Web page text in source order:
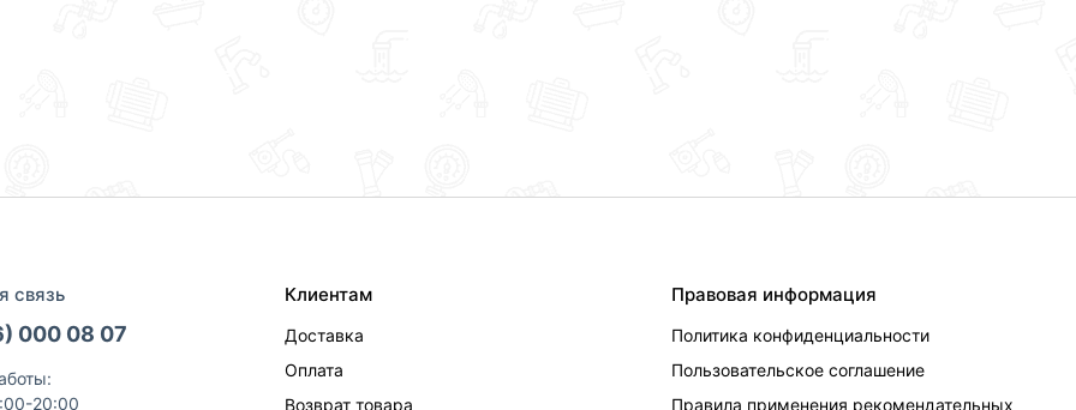
связь
000 08 07
20:00
Клиентам
Доставка
Оплата
Возврат товара
Правовая информация
Политика конфиденциальности
Пользовательское соглашение
Правила применения рекомендательных